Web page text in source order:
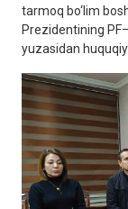
tarmoq bo‘lim
Prezidentining
yuzasidan